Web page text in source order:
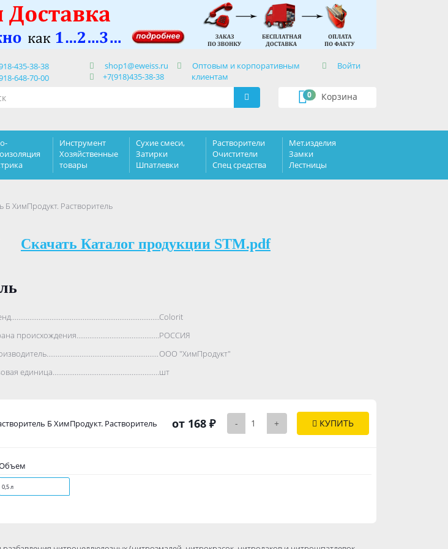
435-38-38
648-70-00
shop1@eweiss.ru
+7(918)435-38-38
Оптовым и корпоративным
клиентам
Войти
Корзина
0
Инструмент
Хозяйственные
товары
Сухие смеси,
Затирки
Шпатлевки
Растворители
Очистители
Спец средства
Мет.изделия
Замки
Лестницы
Б ХимПродукт. Растворитель
Скачать Каталог продукции STM.pdf
Colorit
происхождения..................................................................................
РОССИЯ
ООО "ХимПродукт"
единица..................................................................................
шт
Б ХимПродукт. Растворитель от 168 ₽ - + КУПИТЬ
0,5 л